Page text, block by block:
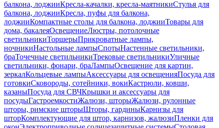
балкона, лоджииКресла-качалки, кресла-маятникиСтулья для
балкона, лоджииКресла, пуфы для балкона,
лоджииКомпактные столы для балкона, лоджииТовары для
дома, бакалеяОсвещениеЛюстры, потолочные
светильникиТоршерыПрикроватные лампы,
ночникиНастольные лампыСпотыНастенные светильники,
браТочечные светильникиТрековые светильникиУличные
светильники, фонари, браЛампыОсвещение для картин,
зеркалКольцевые лампыАксессуары для освещенияПосуда для
готовкиСковороды, сотейники, вокиКастрюли, ковши,
казаныПосуда для СВЧКрышки и аксессуары для
посудыГастроемкостиЖалюзи, шторыЖалюзи, рулонные
шторы, римские шторыШторы, гардиныКарнизы для
шторКомплектующие для штор, карнизов, жалюзиПленки для